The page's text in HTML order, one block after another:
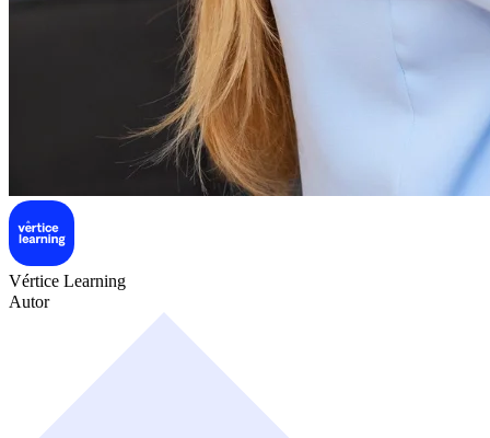
Vértice Learning
Autor